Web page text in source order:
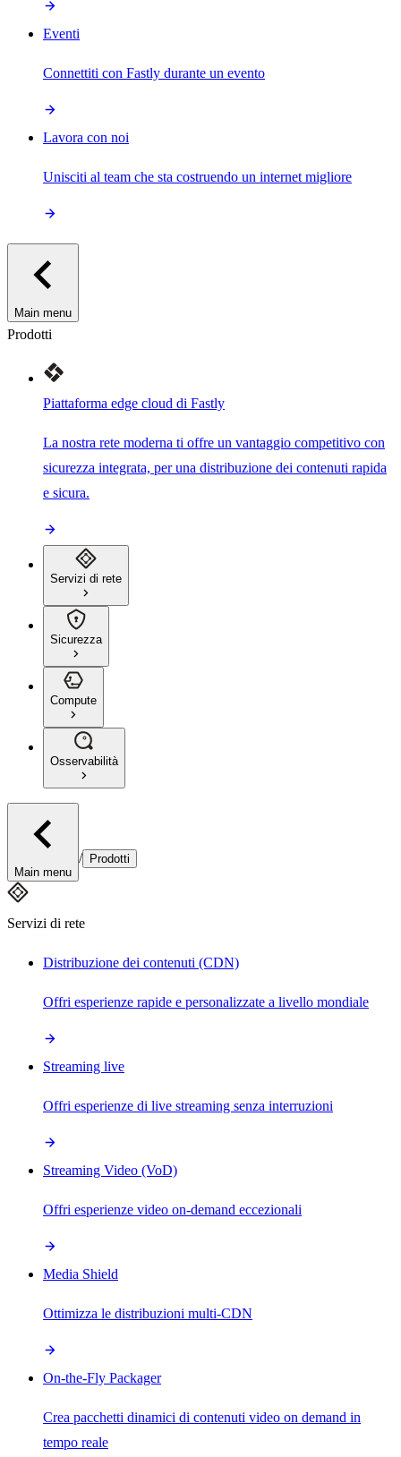
Eventi
Connettiti con Fastly durante un evento
Lavora con noi
Unisciti al team che sta costruendo un internet migliore
Main menu
Prodotti
Piattaforma edge cloud di Fastly
La nostra rete moderna ti offre un vantaggio competitivo con
sicurezza integrata, per una distribuzione dei contenuti rapida
e sicura.
Servizi di rete
Sicurezza
Compute
Osservabilità
Main menu
/ Prodotti
Servizi di rete
Distribuzione dei contenuti (CDN)
Offri esperienze rapide e personalizzate a livello mondiale
Streaming live
Offri esperienze di live streaming senza interruzioni
Streaming Video (VoD)
Offri esperienze video on-demand eccezionali
Media Shield
Ottimizza le distribuzioni multi-CDN
On-the-Fly Packager
Crea pacchetti dinamici di contenuti video on demand in
tempo reale